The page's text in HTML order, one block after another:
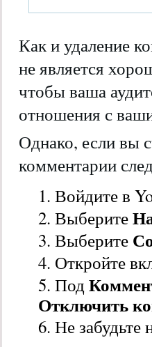
Как и удаление
не является
чтобы ваша
отношения с
Однако, если вы
комментарии
Войдите в
Выберите
Выберите
Откройте
Под
Отключить
Не забудьте